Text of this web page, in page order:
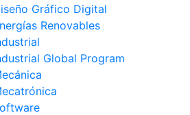
Gráfico Digital
Renovables
Global Program